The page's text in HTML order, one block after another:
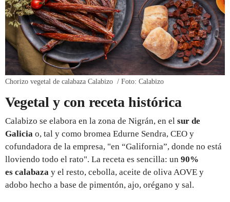
Chorizo vegetal de calabaza Calabizo / Foto: Calabizo
Vegetal y con receta histórica
Calabizo se elabora en la zona de Nigrán, en el sur de
Galicia o, tal y como bromea Edurne Sendra, CEO y
cofundadora de la empresa, "en “Galifornia”, donde no está
lloviendo todo el rato". La receta es sencilla: un 90%
es calabaza y el resto, cebolla, aceite de oliva AOVE y
adobo hecho a base de pimentón, ajo, orégano y sal.